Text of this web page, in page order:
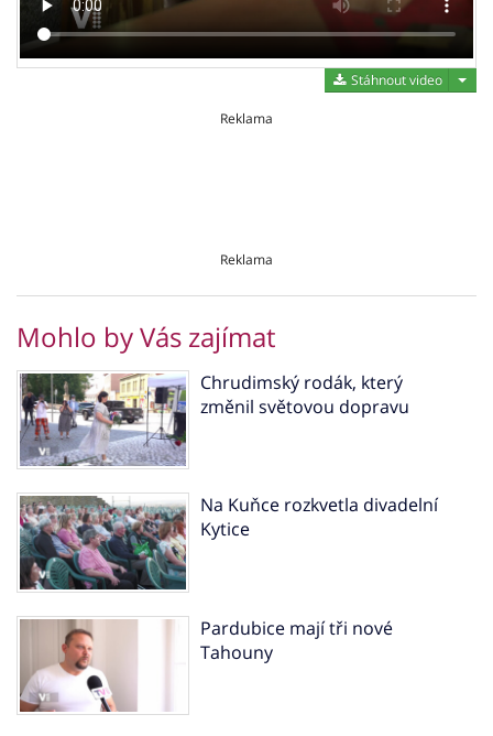
Stáhnout video
Reklama
Reklama
Mohlo by Vás zajímat
Chrudimský rodák, který
změnil světovou dopravu
Na Kuňce rozkvetla divadelní
Kytice
Pardubice mají tři nové
Tahouny